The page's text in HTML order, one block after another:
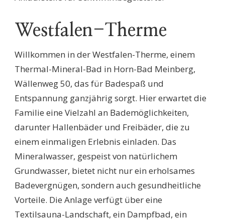
Westfalen-Therme
Willkommen in der Westfalen-Therme, einem
Thermal-Mineral-Bad in Horn-Bad Meinberg,
Wällenweg 50, das für Badespaß und
Entspannung ganzjährig sorgt. Hier erwartet die
Familie eine Vielzahl an Bademöglichkeiten,
darunter Hallenbäder und Freibäder, die zu
einem einmaligen Erlebnis einladen. Das
Mineralwasser, gespeist von natürlichem
Grundwasser, bietet nicht nur ein erholsames
Badevergnügen, sondern auch gesundheitliche
Vorteile. Die Anlage verfügt über eine
Textilsauna-Landschaft, ein Dampfbad, ein